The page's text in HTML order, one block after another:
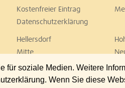
für soziale Medien. Weitere
Wenn Sie diese
Kostenfreier Eintrag
Datenschutzerklärung
Hellersdorf
Mitte
Spandau
Wedding